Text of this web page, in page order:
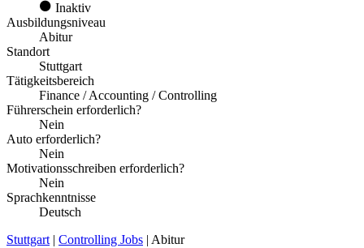
Inaktiv
Ausbildungsniveau
Abitur
Standort
Stuttgart
Tätigkeitsbereich
Finance / Accounting / Controlling
Führerschein erforderlich?
Nein
Auto erforderlich?
Nein
Motivationsschreiben erforderlich?
Nein
Sprachkenntnisse
Deutsch
Stuttgart| Controlling Jobs | Abitur